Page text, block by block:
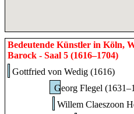
Bedeutende Künstler in Köln,
Barock - Saal 5 (1616–1704)
Gottfried von Wedig (1616)
Georg Flegel
Willem Claeszoon